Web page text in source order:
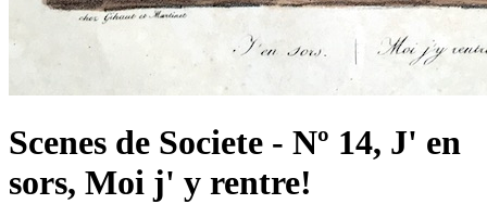
Scenes de Societe - Nº 14, J' en
sors, Moi j' y rentre!